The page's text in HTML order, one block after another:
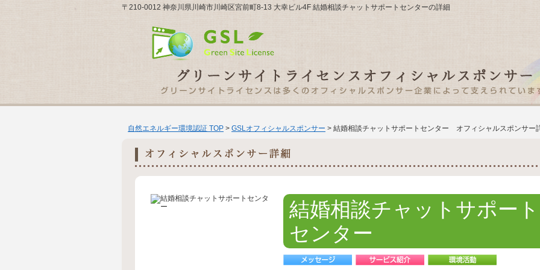
〒210-0012 神奈川県川崎市川崎区宮前町8-13 大幸ビル4F 結婚相談チャットサポートセンターの詳細
自然エネルギー環境認証 TOP > GSLオフィシャルスポンサー > 結婚相談チャットサポートセンター オフィシャルスポンサー
結婚相談チャットサポート
センター